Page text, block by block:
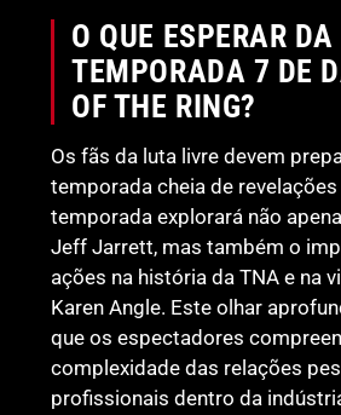
O QUE ESPERAR DA
TEMPORADA 7 DE
OF THE RING?
Os fãs da luta livre devem
temporada cheia de
temporada explorará não
Jeff Jarrett, mas também o
ações na história da TNA e na
Karen Angle. Este olhar
que os espectadores
complexidade das relações
profissionais dentro da